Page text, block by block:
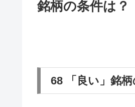
銘柄の条件は？
68 「良い」銘柄